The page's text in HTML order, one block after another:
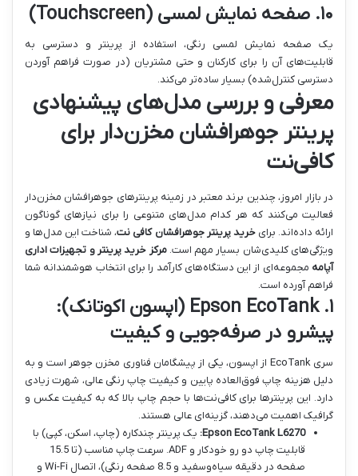
۱۰. صفحه نمایش لمسی (Touchscreen)
یک صفحه نمایش لمسی رنگی، استفاده از پرینتر و دسترسی به
قابلیت‌های آن را برای کارکنان و حتی مشتریان (در صورت فراهم آوردن
دسترسی کنترل‌شده) بسیار ساده‌تر می‌کند.
معرفی و بررسی مدل‌های پیشنهادی
پرینتر جوهرافشان مخزن‌دار برای
کافی‌نت
در بازار امروز، چندین برند معتبر در زمینه پرینترهای جوهرافشان مخزن‌دار
فعالیت می‌کنند که هر کدام مدل‌های متنوعی را برای نیازهای گوناگون
ارائه داده‌اند. برایخرید پرینتر جوهرافشان کافی نت، شناخت این مدل‌ها و
ویژگی‌های کلیدی‌شان بسیار مهم است.مرکز خرید پرینتر و تجهیزات اداری
آپامه مجموعه‌ای از این دستگاه‌های کارآمد را برای انتخاب هوشمندانه شما
فراهم آورده است.
۱. Epson EcoTank (اپسون اکوتانک):
پیشرو در صرفه‌جویی و کیفیت
سری EcoTank از اپسون، یکی از پیشگامان فناوری مخزن جوهر است و به
دلیل هزینه چاپ فوق‌العاده پایین و کیفیت چاپ رنگی عالی، شهرت زیادی
دارد. این پرینترها برای کافی‌نت‌ها با حجم چاپ بالا که به کیفیت عکس و
گرافیک اهمیت می‌دهند، گزینه‌ای عالی هستند.
Epson EcoTank L6270: یک پرینتر چندکاره (چاپ، اسکن، کپی) با
قابلیت چاپ دو رو خودکار و ADF. سرعت چاپ مناسب (تا 15.5
صفحه در دقیقه سیاه‌وسفید و 8.5 صفحه رنگی)، اتصال Wi-Fi و